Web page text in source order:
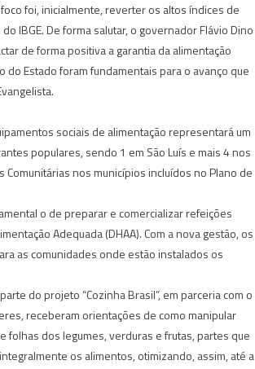
foi, inicialmente, reverter os altos índices de
IBGE. De forma salutar, o governador Flávio Dino
de forma positiva a garantia da alimentação
Estado foram fundamentais para o avanço que
sociais de alimentação representará um
populares, sendo 1 em São Luís e mais 4 nos
Comunitárias nos municípios incluídos no Plano de
o de preparar e comercializar refeições
Adequada (DHAA). Com a nova gestão, os
as comunidades onde estão instalados os
do projeto “Cozinha Brasil”, em parceria com o
receberam orientações de como manipular
dos legumes, verduras e frutas, partes que
os alimentos, otimizando, assim, até a